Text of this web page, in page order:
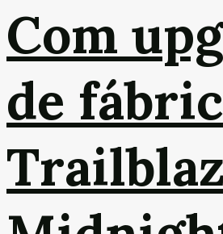
Com
de